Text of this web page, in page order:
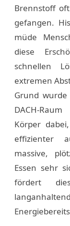
Brennstoff
gefangen.
müde
diese
schnellen
extremen
Grund
DACH-
Körper
effizienter
massive,
Essen sehr
fördert